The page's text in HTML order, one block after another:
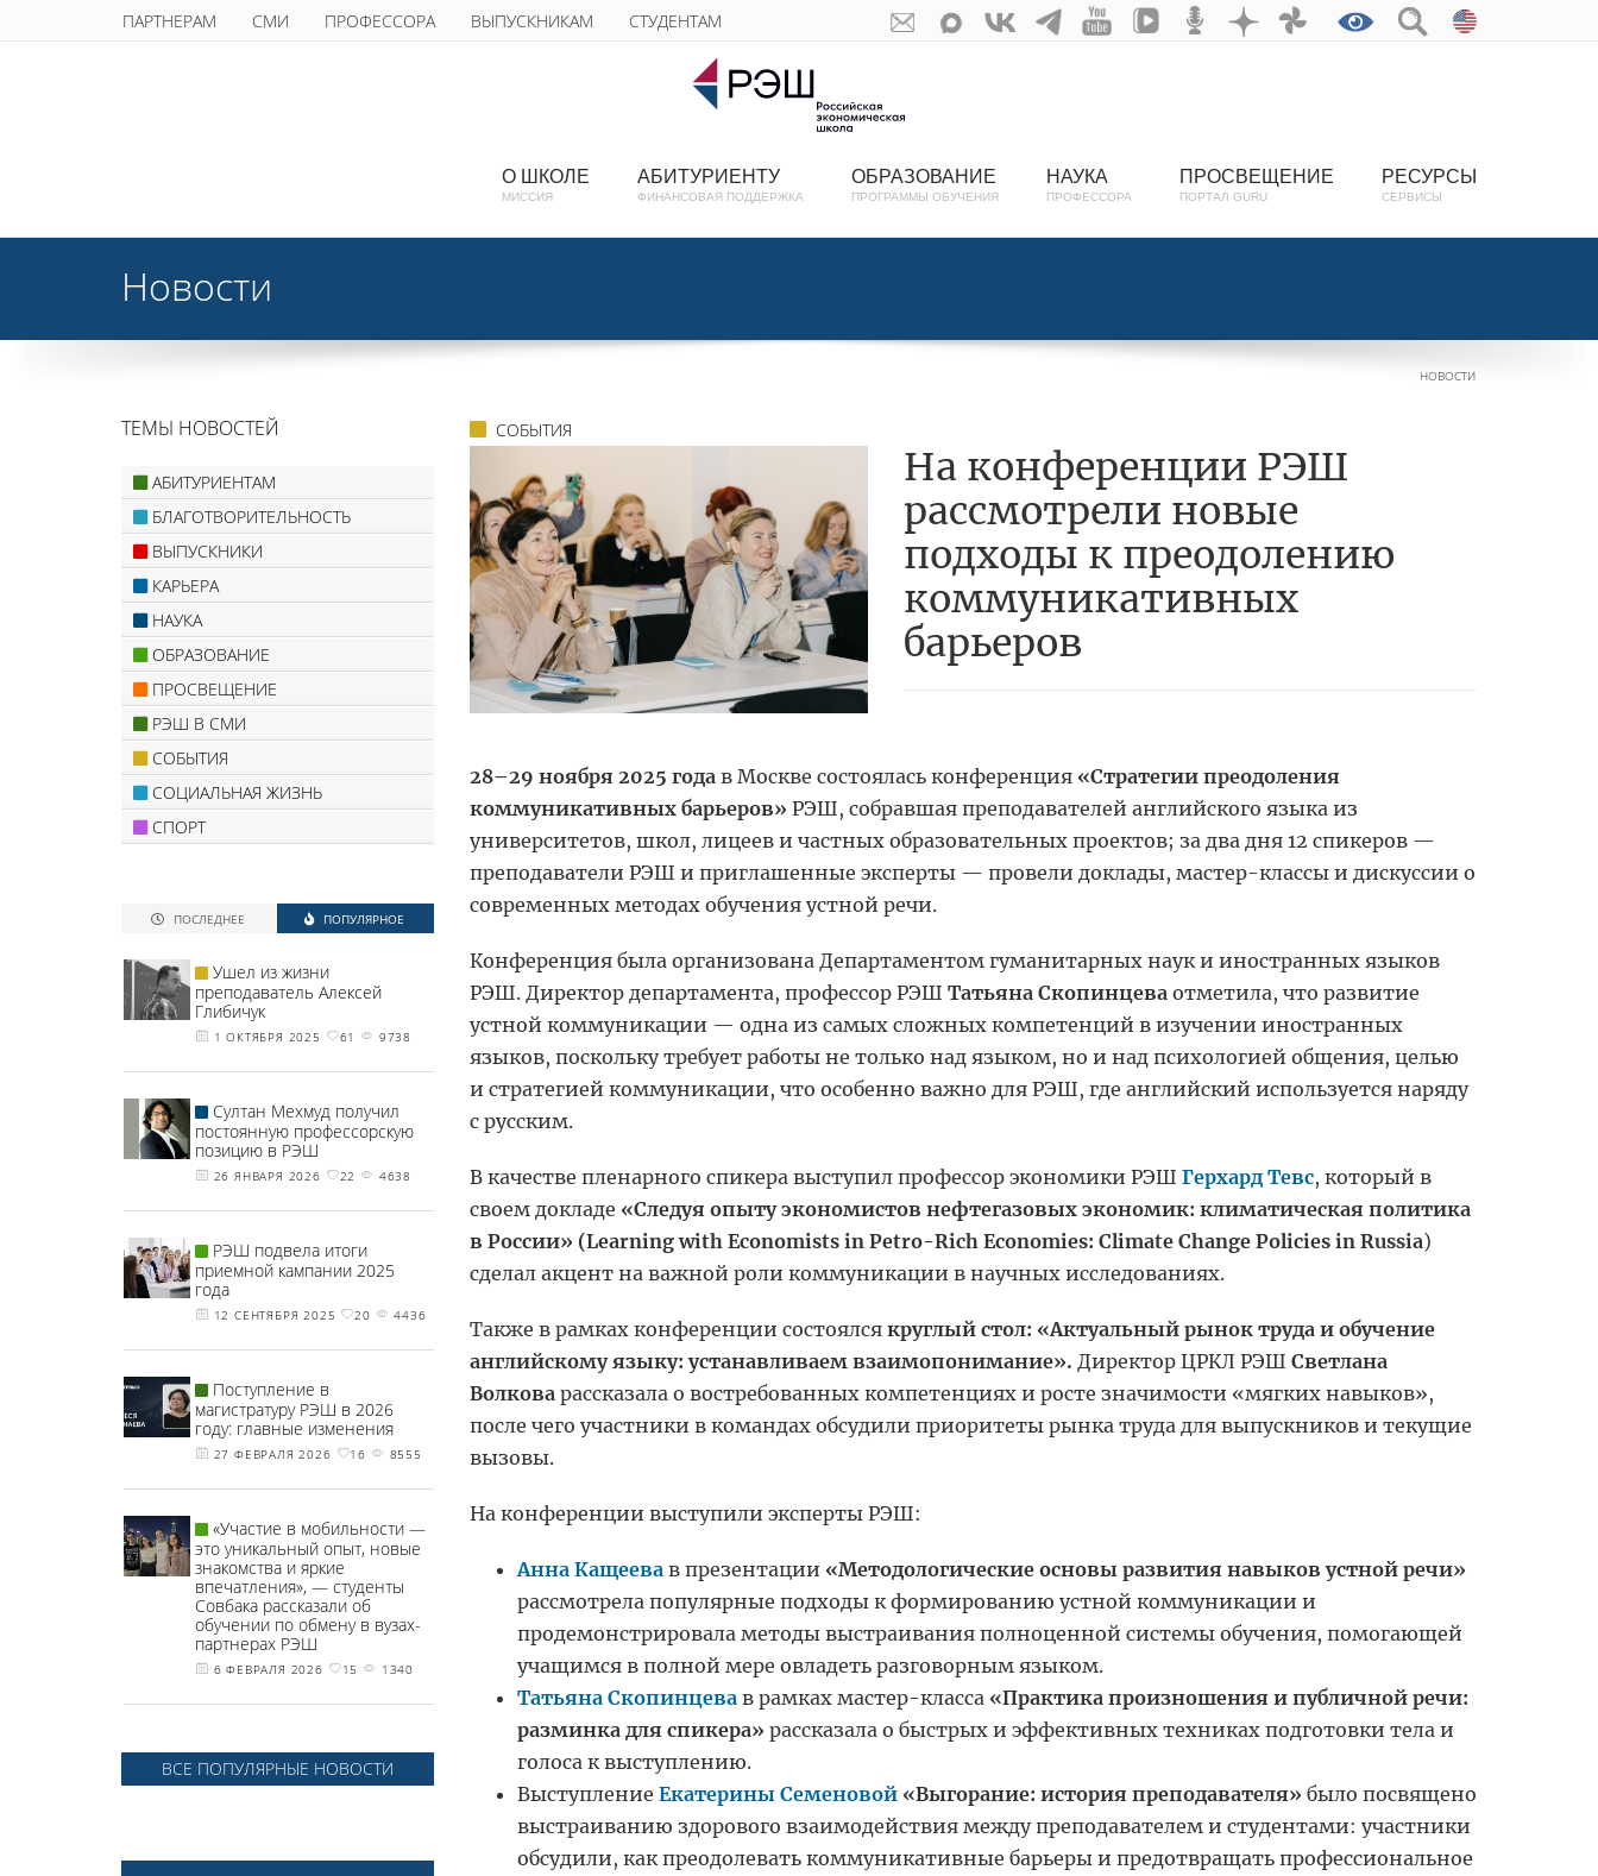
ПАРТНЕРАМ СМИ ПРОФЕССОРА ВЫПУСКНИКАМ СТУДЕНТАМ
О ШКОЛЕ
МИССИЯ
АБИТУРИЕНТУ
ФИНАНСОВАЯ ПОДДЕРЖКА
ОБРАЗОВАНИЕ
ПРОГРАММЫ ОБУЧЕНИЯ
НАУКА
ПРОФЕССОРА
ПРОСВЕЩЕНИЕ
ПОРТАЛ GURU
РЕСУРСЫ
СЕРВИСЫ
Новости
НОВОСТИ
СОБЫТИЯ
На конференции РЭШ
рассмотрели новые
подходы к преодолению
коммуникативных
барьеров
28–29 ноября 2025 года в Москве состоялась конференция «Стратегии преодоления
коммуникативных барьеров» РЭШ, собравшая преподавателей английского языка из
университетов, школ, лицеев и частных образовательных проектов; за два дня 12 спикеров —
преподаватели РЭШ и приглашенные эксперты — провели доклады, мастер-классы и дискуссии о
современных методах обучения устной речи.
Конференция была организована Департаментом гуманитарных наук и иностранных языков
РЭШ. Директор департамента, профессор РЭШ Татьяна Скопинцева отметила, что развитие
устной коммуникации — одна из самых сложных компетенций в изучении иностранных
языков, поскольку требует работы не только над языком, но и над психологией общения, целью
и стратегией коммуникации, что особенно важно для РЭШ, где английский используется наряду
с русским.
В качестве пленарного спикера выступил профессор экономики РЭШ Герхард Тевс, который в
своем докладе «Следуя опыту экономистов нефтегазовых экономик: климатическая политика
в России» (Learning with Economists in Petro-Rich Economies: Climate Change Policies in Russia)
сделал акцент на важной роли коммуникации в научных исследованиях.
Также в рамках конференции состоялся круглый стол: «Актуальный рынок труда и обучение
английскому языку: устанавливаем взаимопонимание». Директор ЦРКЛ РЭШ Светлана
Волкова рассказала о востребованных компетенциях и росте значимости «мягких навыков»,
после чего участники в командах обсудили приоритеты рынка труда для выпускников и текущие
вызовы.
На конференции выступили эксперты РЭШ:
Анна Кащеева в презентации «Методологические основы развития навыков устной речи»
рассмотрела популярные подходы к формированию устной коммуникации и
продемонстрировала методы выстраивания полноценной системы обучения, помогающей
учащимся в полной мере овладеть разговорным языком.
Татьяна Скопинцева в рамках мастер-класса «Практика произношения и публичной речи:
разминка для спикера» рассказала о быстрых и эффективных техниках подготовки тела и
голоса к выступлению.
Выступление Екатерины Семеновой«Выгорание: история преподавателя» было посвящено
выстраиванию здорового взаимодействия между преподавателем и студентами: участники
обсудили, как преодолевать коммуникативные барьеры и предотвращать профессиональное
ТЕМЫ НОВОСТЕЙ
АБИТУРИЕНТАМ
БЛАГОТВОРИТЕЛЬНОСТЬ
ВЫПУСКНИКИ
КАРЬЕРА
НАУКА
ОБРАЗОВАНИЕ
ПРОСВЕЩЕНИЕ
РЭШ В СМИ
СОБЫТИЯ
СОЦИАЛЬНАЯ ЖИЗНЬ
СПОРТ
ПОСЛЕДНЕЕ ПОПУЛЯРНОЕ
Ушел из жизни
преподаватель Алексей
Глибичук
1 ОКТЯБРЯ 2025 61 9738
Султан Мехмуд получил
постоянную профессорскую
позицию в РЭШ
26 ЯНВАРЯ 2026 22 4638
РЭШ подвела итоги
приемной кампании 2025
года
12 СЕНТЯБРЯ 2025 20 4436
Поступление в
магистратуру РЭШ в 2026
году: главные изменения
27 ФЕВРАЛЯ 2026 16 8555
«Участие в мобильности —
это уникальный опыт, новые
знакомства и яркие
впечатления», — студенты
Совбака рассказали об
обучении по обмену в вузах-
партнерах РЭШ
6 ФЕВРАЛЯ 2026 15 1340
ВСЕ ПОПУЛЯРНЫЕ НОВОСТИ